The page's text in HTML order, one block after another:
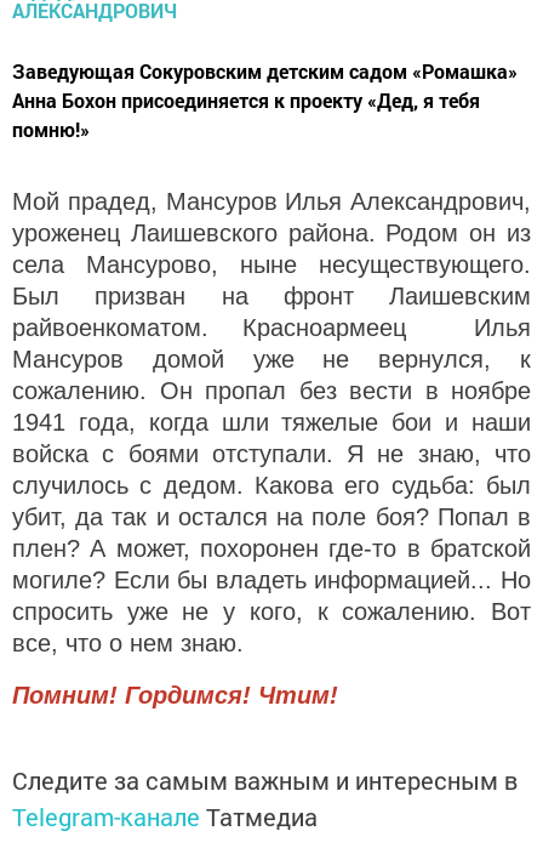
Заведующая Сокуровским детским садом «Ромашка»
Анна Бохон присоединяется к проекту «Дед, я тебя
помню!»
Мой прадед, Мансуров Илья Александрович,
уроженец Лаишевского района. Родом он из
села Мансурово, ныне несуществующего.
Был призван на фронт Лаишевским
райвоенкоматом. Красноармеец Илья
Мансуров домой уже не вернулся, к
сожалению. Он пропал без вести в ноябре
1941 года, когда шли тяжелые бои и наши
войска с боями отступали. Я не знаю, что
случилось с дедом. Какова его судьба: был
убит, да так и остался на поле боя? Попал в
плен? А может, похоронен где-то в братской
могиле? Если бы владеть информацией... Но
спросить уже не у кого, к сожалению. Вот
все, что о нем знаю.
Помним! Гордимся! Чтим!
Следите за самым важным и интересным в
Telegram-канале Татмедиа